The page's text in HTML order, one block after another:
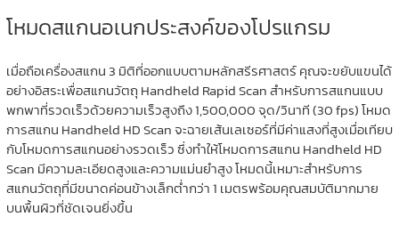
โหมดสแกนอเนกประสงค์ของโปรแกรม
เมื่อถือเครื่องสแกน 3 มิติที่ออกแบบตามหลักสรีรศาสตร์ คุณจะขยับแขนได้
อย่างอิสระเพื่อสแกนวัตถุ Handheld Rapid Scan สำหรับการสแกนแบบ
พกพาที่รวดเร็วด้วยความเร็วสูงถึง 1,500,000 จุด/วินาที (30 fps) โหมด
การสแกน Handheld HD Scan จะฉายเส้นเลเซอร์ที่มีค่าแสงที่สูงเมื่อเทียบ
กับโหมดการสแกนอย่างรวดเร็ว ซึ่งทำให้โหมดการสแกน Handheld HD
Scan มีความละเอียดสูงและความแม่นยำสูง โหมดนี้เหมาะสำหรับการ
สแกนวัตถุที่มีขนาดค่อนข้างเล็กต่ำกว่า 1 เมตรพร้อมคุณสมบัติมากมาย
บนพื้นผิวที่ชัดเจนยิ่งขึ้น